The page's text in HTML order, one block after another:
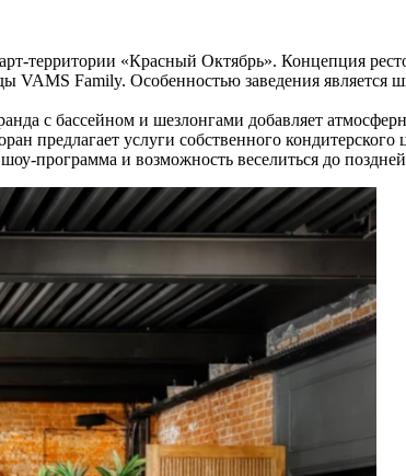
«Красный Октябрь». Концепция
VAMS Family. Особенностью заведения является
с бассейном и шезлонгами добавляет
предлагает услуги собственного
программа и возможность веселиться до